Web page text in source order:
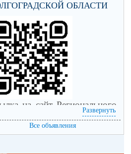
ОБЛАСТИ
на сайт Регионального
содействия развитию
отдыха и оздоровления
Волгоградской области
Развернуть
Все объявления